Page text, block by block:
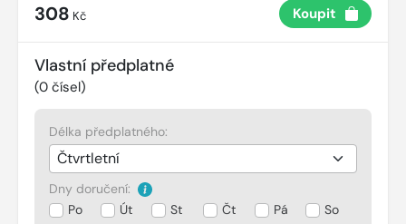
308 Kč Koupit
Vlastní předplatné
(0 čísel)
Délka předplatného:
Dny doručení:
Po
Út St Čt Pá So